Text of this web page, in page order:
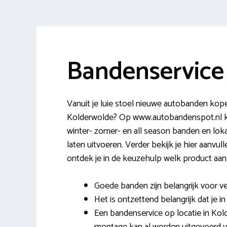
Vanuit je luie stoel nieuwe autobanden
Kolderwolde? Op www.autobandenspot.nl
winter- zomer- en all season banden en
laten uitvoeren. Verder bekijk je hier
ontdek je in de keuzehulp welk product
Goede banden zijn belangrijk voor
Het is ontzettend belangrijk dat je
Een bandenservice op locatie in